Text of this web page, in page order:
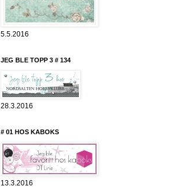
5.5.2016
JEG BLE TOPP 3 # 134
28.3.2016
# 01 HOS KABOKS
13.3.2016